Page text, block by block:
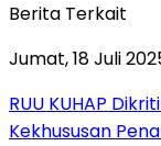
Berita Terkait
Jumat, 18 Juli
RUU KUHAP
Kekhususan